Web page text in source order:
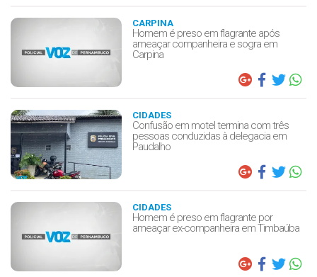
CARPINA
Homem é preso em flagrante após
ameaçar companheira e sogra em
Carpina
CIDADES
Confusão em motel termina com três
pessoas conduzidas à delegacia em
Paudalho
CIDADES
Homem é preso em flagrante por
ameaçar ex-companheira em Timbaúba